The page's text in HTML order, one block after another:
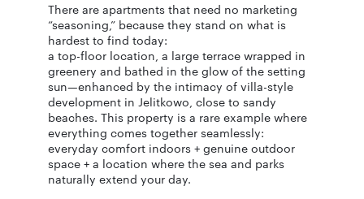
There are apartments that need no marketing
“seasoning,” because they stand on what is
hardest to find today:
a top-floor location, a large terrace wrapped in
greenery and bathed in the glow of the setting
sun—enhanced by the intimacy of villa-style
development in Jelitkowo, close to sandy
beaches. This property is a rare example where
everything comes together seamlessly:
everyday comfort indoors + genuine outdoor
space + a location where the sea and parks
naturally extend your day.